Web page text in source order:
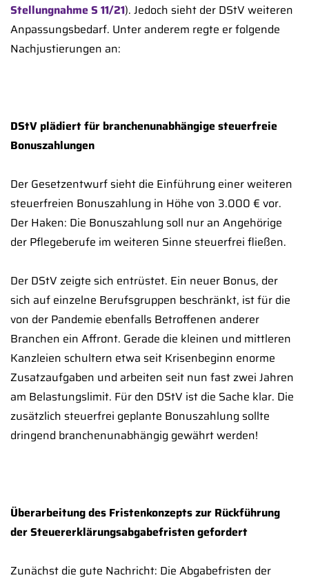
Stellungnahme S 11/21). Jedoch sieht der DStV weiteren
Anpassungsbedarf. Unter anderem regte er folgende
Nachjustierungen an:
DStV plädiert für branchenunabhängige steuerfreie
Bonuszahlungen
Der Gesetzentwurf sieht die Einführung einer weiteren
steuerfreien Bonuszahlung in Höhe von 3.000 € vor.
Der Haken: Die Bonuszahlung soll nur an Angehörige
der Pflegeberufe im weiteren Sinne steuerfrei fließen.
Der DStV zeigte sich entrüstet. Ein neuer Bonus, der
sich auf einzelne Berufsgruppen beschränkt, ist für die
von der Pandemie ebenfalls Betroffenen anderer
Branchen ein Affront. Gerade die kleinen und mittleren
Kanzleien schultern etwa seit Krisenbeginn enorme
Zusatzaufgaben und arbeiten seit nun fast zwei Jahren
am Belastungslimit. Für den DStV ist die Sache klar. Die
zusätzlich steuerfrei geplante Bonuszahlung sollte
dringend branchenunabhängig gewährt werden!
Überarbeitung des Fristenkonzepts zur Rückführung
der Steuererklärungsabgabefristen gefordert
Zunächst die gute Nachricht: Die Abgabefristen der